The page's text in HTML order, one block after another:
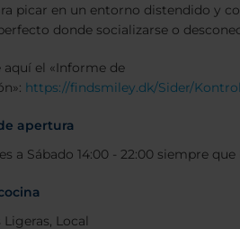
picar en un entorno distendido y
donde socializarse o
aquí el «Informe de
https://findsmiley.dk/Sider/
apertura
a Sábado 14:00 - 22:00 siempre
Local